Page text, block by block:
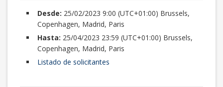
Desde: 25/02/2023 9:00 (UTC+01:00) Brussels,
Copenhagen, Madrid, Paris
Hasta: 25/04/2023 23:59 (UTC+01:00) Brussels,
Copenhagen, Madrid, Paris
Listado de solicitantes